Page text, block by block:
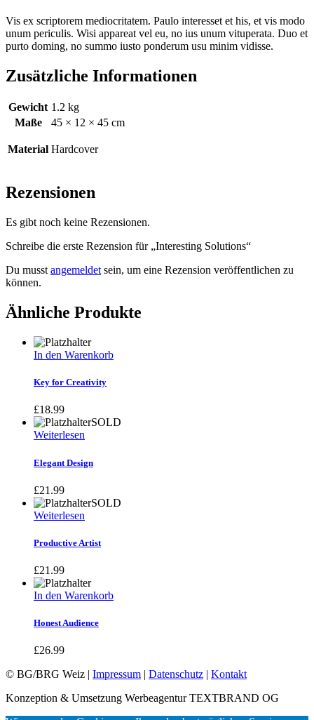
Vis ex scriptorem mediocritatem. Paulo interesset et his, et vis modo
unum periculis. Wisi appareat vel eu, no ius unum vituperata. Duo et
purto doming, no summo iusto ponderum usu minim vidisse.
Zusätzliche Informationen
Gewicht 1.2 kg
Maße
45 × 12 × 45 cm
Material Hardcover
Rezensionen
Es gibt noch keine Rezensionen.
Schreibe die erste Rezension für „Interesting Solutions“
Du musst angemeldet sein, um eine Rezension veröffentlichen zu
können.
Ähnliche Produkte
In den Warenkorb
Key for Creativity
£18.99
SOLD
Weiterlesen
Elegant Design
£21.99
SOLD
Weiterlesen
Productive Artist
£21.99
In den Warenkorb
Honest Audience
£26.99
© BG/BRG Weiz | Impressum | Datenschutz | Kontakt
Konzeption & Umsetzung Werbeagentur TEXTBRAND OG